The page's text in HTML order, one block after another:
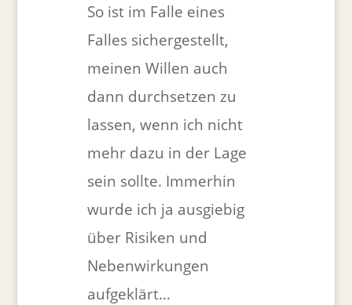
So ist im Falle eines
Falles sichergestellt,
meinen Willen auch
dann durchsetzen zu
lassen, wenn ich nicht
mehr dazu in der Lage
sein sollte. Immerhin
wurde ich ja ausgiebig
über Risiken und
Nebenwirkungen
aufgeklärt…